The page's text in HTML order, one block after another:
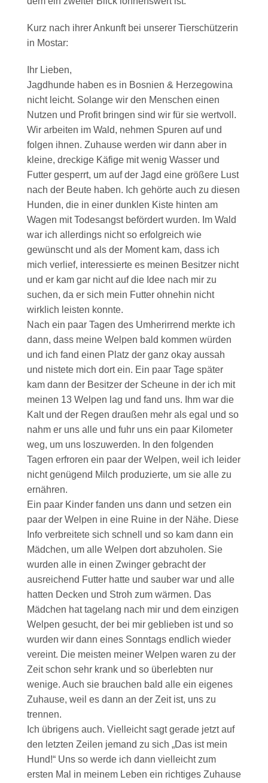
Kurz nach ihrer Ankunft bei unserer Tierschützerin
in Mostar:
Ihr Lieben,
Jagdhunde haben es in Bosnien & Herzegowina
nicht leicht. Solange wir den Menschen einen
Nutzen und Profit bringen sind wir für sie wertvoll.
Wir arbeiten im Wald, nehmen Spuren auf und
folgen ihnen. Zuhause werden wir dann aber in
kleine, dreckige Käfige mit wenig Wasser und
Futter gesperrt, um auf der Jagd eine größere Lust
nach der Beute haben. Ich gehörte auch zu diesen
Hunden, die in einer dunklen Kiste hinten am
Wagen mit Todesangst befördert wurden. Im Wald
war ich allerdings nicht so erfolgreich wie
gewünscht und als der Moment kam, dass ich
mich verlief, interessierte es meinen Besitzer nicht
und er kam gar nicht auf die Idee nach mir zu
suchen, da er sich mein Futter ohnehin nicht
wirklich leisten konnte.
Nach ein paar Tagen des Umherirrend merkte ich
dann, dass meine Welpen bald kommen würden
und ich fand einen Platz der ganz okay aussah
und nistete mich dort ein. Ein paar Tage später
kam dann der Besitzer der Scheune in der ich mit
meinen 13 Welpen lag und fand uns. Ihm war die
Kalt und der Regen draußen mehr als egal und so
nahm er uns alle und fuhr uns ein paar Kilometer
weg, um uns loszuwerden. In den folgenden
Tagen erfroren ein paar der Welpen, weil ich leider
nicht genügend Milch produzierte, um sie alle zu
ernähren.
Ein paar Kinder fanden uns dann und setzen ein
paar der Welpen in eine Ruine in der Nähe. Diese
Info verbreitete sich schnell und so kam dann ein
Mädchen, um alle Welpen dort abzuholen. Sie
wurden alle in einen Zwinger gebracht der
ausreichend Futter hatte und sauber war und alle
hatten Decken und Stroh zum wärmen. Das
Mädchen hat tagelang nach mir und dem einzigen
Welpen gesucht, der bei mir geblieben ist und so
wurden wir dann eines Sonntags endlich wieder
vereint. Die meisten meiner Welpen waren zu der
Zeit schon sehr krank und so überlebten nur
wenige. Auch sie brauchen bald alle ein eigenes
Zuhause, weil es dann an der Zeit ist, uns zu
trennen.
Ich übrigens auch. Vielleicht sagt gerade jetzt auf
den letzten Zeilen jemand zu sich „Das ist mein
Hund!“ Uns so werde ich dann vielleicht zum
ersten Mal in meinem Leben ein richtiges Zuhause